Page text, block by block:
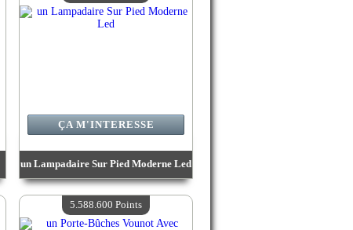
un Lampadaire Sur Pied Moderne Led
Valeur :6 240 300 Points
Quantité Disponible :4
ÇA M'INTERESSE
5.588.600 Points